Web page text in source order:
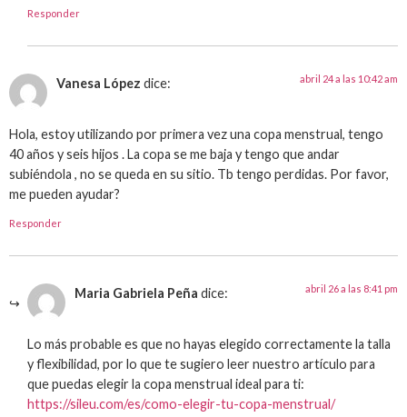
Responder
Vanesa López dice: abril 24 a las 10:42 am
Hola, estoy utilizando por primera vez una copa menstrual, tengo
40 años y seis hijos . La copa se me baja y tengo que andar
subiéndola , no se queda en su sitio. Tb tengo perdidas. Por favor,
me pueden ayudar?
Responder
Maria Gabriela Peña dice: abril 26 a las 8:41 pm
Lo más probable es que no hayas elegido correctamente la talla
y flexibilidad, por lo que te sugiero leer nuestro artículo para
que puedas elegir la copa menstrual ideal para ti:
https://sileu.com/es/como-elegir-tu-copa-menstrual/